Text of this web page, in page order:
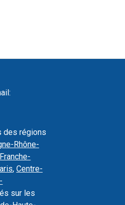
des régions
Rhône-
, Centre-
sur les